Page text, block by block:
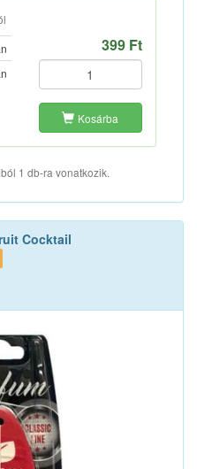
399 Ft
Kosárba
1 db-ra vonatkozik.
Cocktail